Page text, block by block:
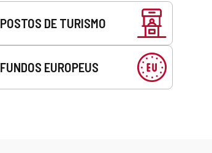
POSTOS DE TURISMO
FUNDOS EUROPEUS